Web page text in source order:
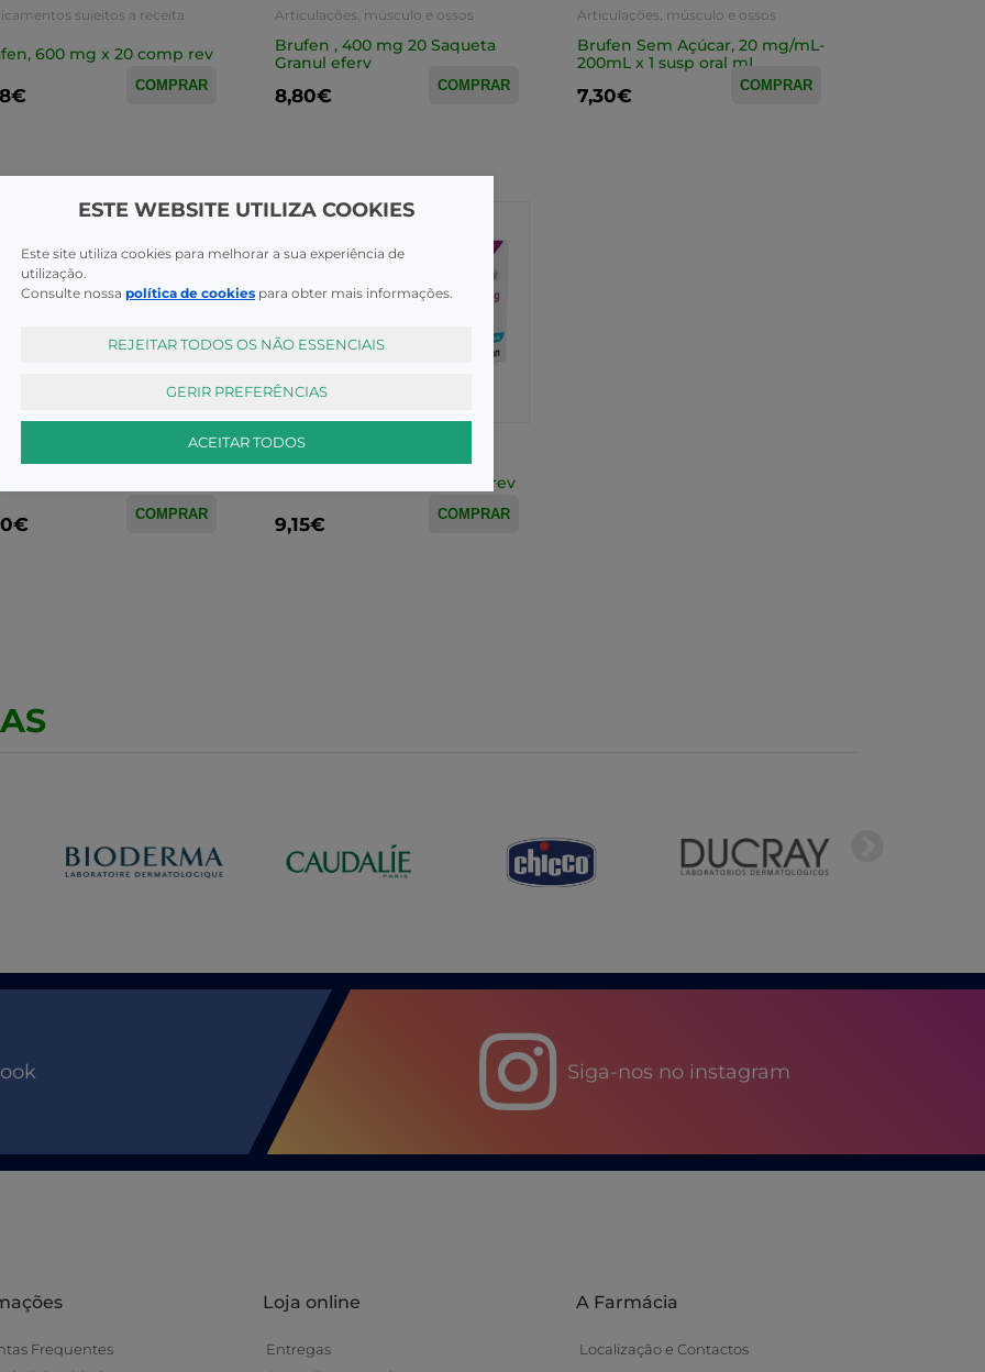
sujeitos a receita
600 mg x 20 comp rev
COMPRAR
Articulações, músculo e ossos
Brufen , 400 mg 20 Saqueta
Granul eferv
8,80€ COMPRAR
Articulações, músculo e ossos
Brufen Sem Açúcar, 20 mg/mL-
200mL x 1 susp oral mL
7,30€ COMPRAR
músculo e ossos
200 mg x 20 gran eferv
COMPRAR
Articulações, músculo e ossos
Brufen, 200 mg x 60 comp rev
9,15€ COMPRAR
Siga-nos no instagram
Frequentes
Loja online
Entregas
A Farmácia
Localização e Contactos
ESTE WEBSITE UTILIZA COOKIES
Este site utiliza cookies para melhorar a sua experiência de
utilização.
Consulte nossa política de cookies para obter mais informações.
REJEITAR TODOS OS NÃO ESSENCIAIS
GERIR PREFERÊNCIAS
ACEITAR TODOS